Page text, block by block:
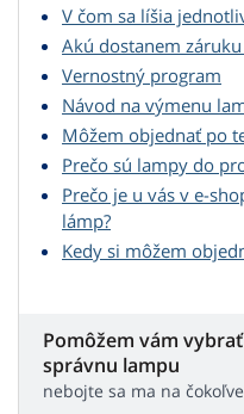
V čom sa líšia
Akú dostanem
Vernostný program
Návod na výmenu
Môžem objednať po
Prečo sú lampy do
Prečo je u vás v e-
lámp?
Kedy si môžem
Pomôžem vám vybrať
správnu lampu
nebojte sa ma na